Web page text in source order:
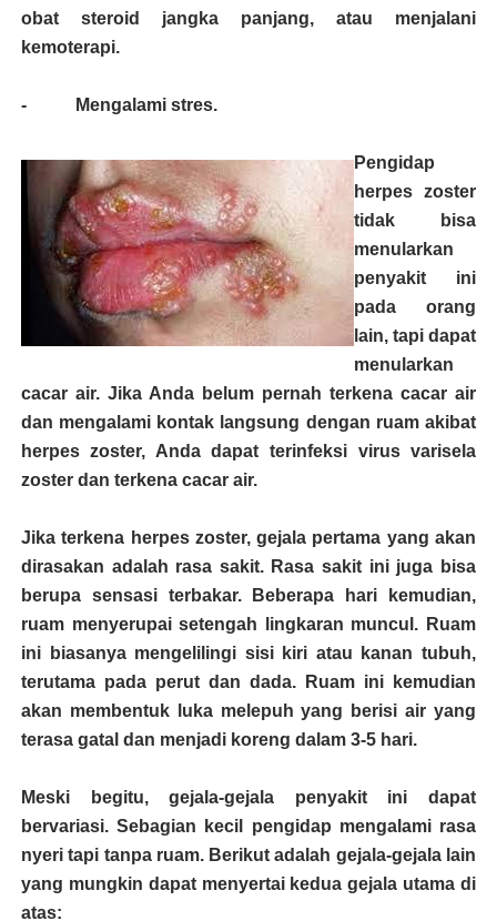
obat steroid jangka panjang, atau menjalani
kemoterapi.
- Mengalami stres.
Pengidap
herpes zoster
tidak bisa
menularkan
penyakit ini
pada orang
lain, tapi dapat
menularkan
cacar air. Jika Anda belum pernah terkena cacar air
dan mengalami kontak langsung dengan ruam akibat
herpes zoster, Anda dapat terinfeksi virus varisela
zoster dan terkena cacar air.
Jika terkena herpes zoster, gejala pertama yang akan
dirasakan adalah rasa sakit. Rasa sakit ini juga bisa
berupa sensasi terbakar. Beberapa hari kemudian,
ruam menyerupai setengah lingkaran muncul. Ruam
ini biasanya mengelilingi sisi kiri atau kanan tubuh,
terutama pada perut dan dada. Ruam ini kemudian
akan membentuk luka melepuh yang berisi air yang
terasa gatal dan menjadi koreng dalam 3-5 hari.
Meski begitu, gejala-gejala penyakit ini dapat
bervariasi. Sebagian kecil pengidap mengalami rasa
nyeri tapi tanpa ruam. Berikut adalah gejala-gejala lain
yang mungkin dapat menyertai kedua gejala utama di
atas: